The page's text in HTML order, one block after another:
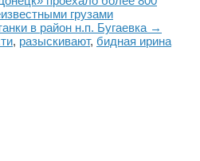
грузами
в район н.п. Бугаевка →
, разыскивают, бидная ирина